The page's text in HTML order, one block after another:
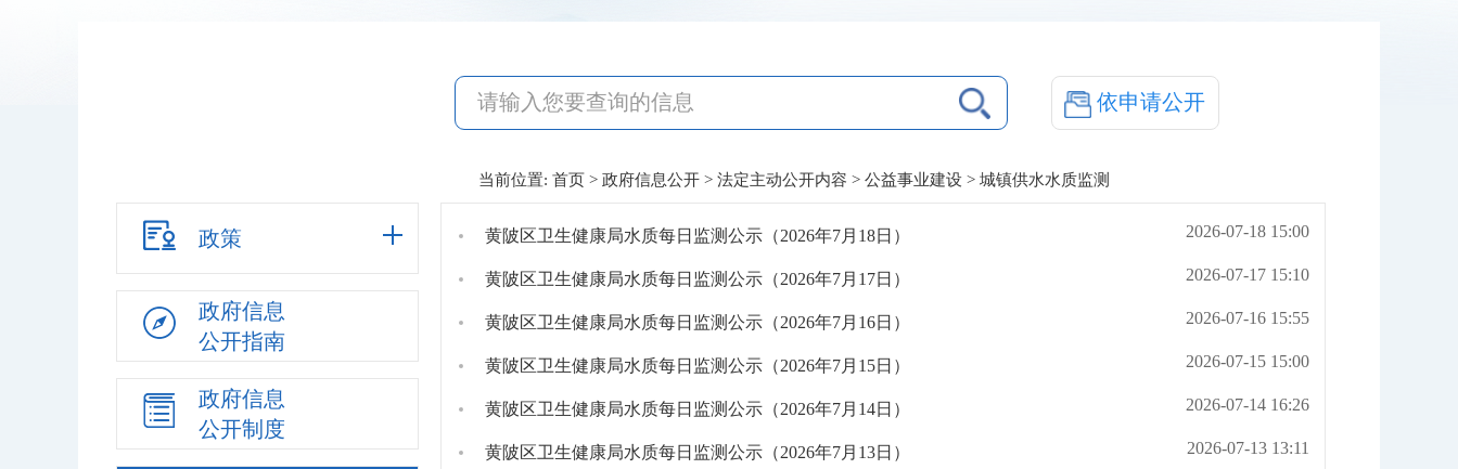
依申请公开
当前位置: 首页 > 政府信息公开 > 法定主动公开内容 > 公益事业建设 > 城镇供水水质监测
政策
政府信息
公开指南
政府信息
公开制度
黄陂区卫生健康局水质每日监测公示（2026年7月18日） 2026-07-18 15:00
黄陂区卫生健康局水质每日监测公示（2026年7月17日） 2026-07-17 15:10
黄陂区卫生健康局水质每日监测公示（2026年7月16日） 2026-07-16 15:55
黄陂区卫生健康局水质每日监测公示（2026年7月15日） 2026-07-15 15:00
黄陂区卫生健康局水质每日监测公示（2026年7月14日） 2026-07-14 16:26
黄陂区卫生健康局水质每日监测公示（2026年7月13日） 2026-07-13 13:11